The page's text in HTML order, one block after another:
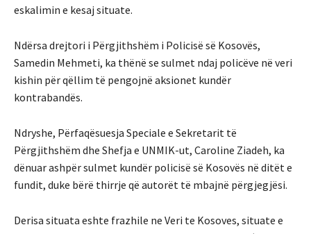
eskalimin e kesaj situate.
Ndërsa drejtori i Përgjithshëm i Policisë së Kosovës,
Samedin Mehmeti, ka thënë se sulmet ndaj policëve në veri
kishin për qëllim të pengojnë aksionet kundër
kontrabandës.
Ndryshe, Përfaqësuesja Speciale e Sekretarit të
Përgjithshëm dhe Shefja e UNMIK-ut, Caroline Ziadeh, ka
dënuar ashpër sulmet kundër policisë së Kosovës në ditët e
fundit, duke bërë thirrje që autorët të mbajnë përgjegjësi.
Derisa situata eshte frazhile ne Veri te Kosoves, situate e